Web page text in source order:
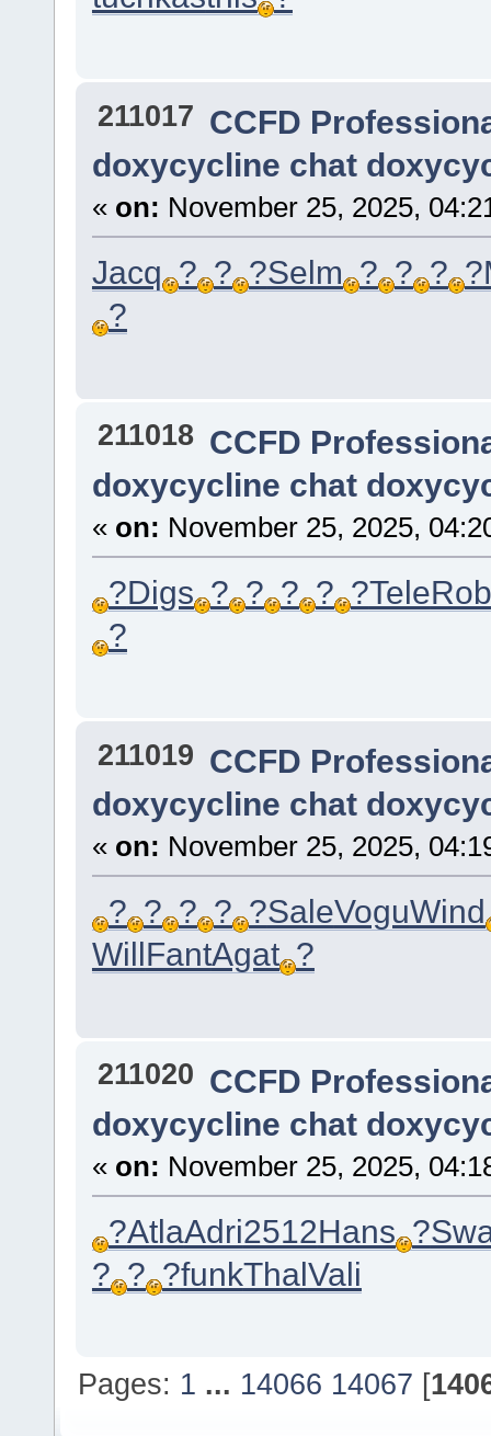
211017 CCFD
doxycycline chat
« on: November 25, 2025,
Jacq ? ? ?Selm ? ? ? ?
?
211018 CCFD
doxycycline chat
« on: November 25, 2025,
?Digs ? ? ? ? ?Tele
?
211019 CCFD
doxycycline chat
« on: November 25, 2025,
? ? ? ? ?SaleVoguWind
WillFantAgat ?
211020 CCFD
doxycycline chat
« on: November 25, 2025,
?AtlaAdri2512Hans ?
? ? ?funkThalVali
Pages: 1 ... 14066 14067 [